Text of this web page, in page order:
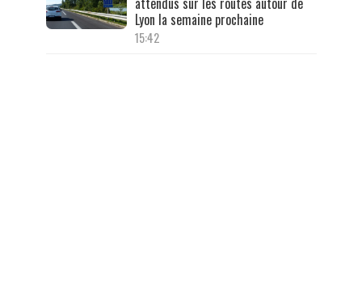
Lyon la semaine prochaine
15:42